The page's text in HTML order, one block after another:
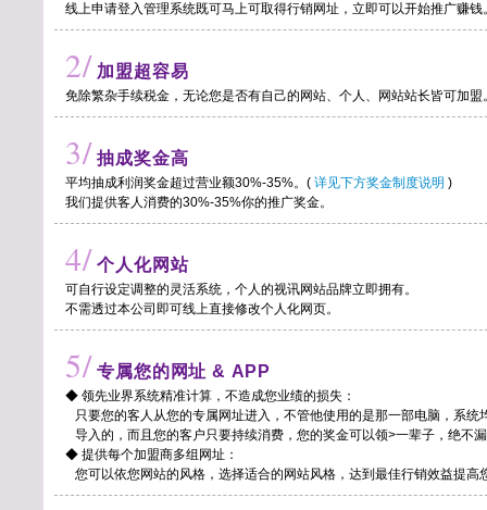
线上申请登入管理系统既可马上可取得行销网址，立即可以开始推广赚钱
2/ 加盟超容易
免除繁杂手续税金，无论您是否有自己的网站、个人、网站站长皆可加盟
3/ 抽成奖金高
平均抽成利润奖金超过营业额30%-35%。( 详见下方奖金制度说明 )
我们提供客人消费的30%-35%你的推广奖金。
4/ 个人化网站
可自行设定调整的灵活系统，个人的视讯网站品牌立即拥有。
不需透过本公司即可线上直接修改个人化网页。
5/ 专属您的网址 & APP
◆ 领先业界系统精准计算，不造成您业绩的损失：
只要您的客人从您的专属网址进入，不管他使用的是那一部电脑，系统
导入的，而且您的客户只要持续消费，您的奖金可以领>一辈子，绝不
◆ 提供每个加盟商多组网址：
您可以依您网站的风格，选择适合的网站风格，达到最佳行销效益提高